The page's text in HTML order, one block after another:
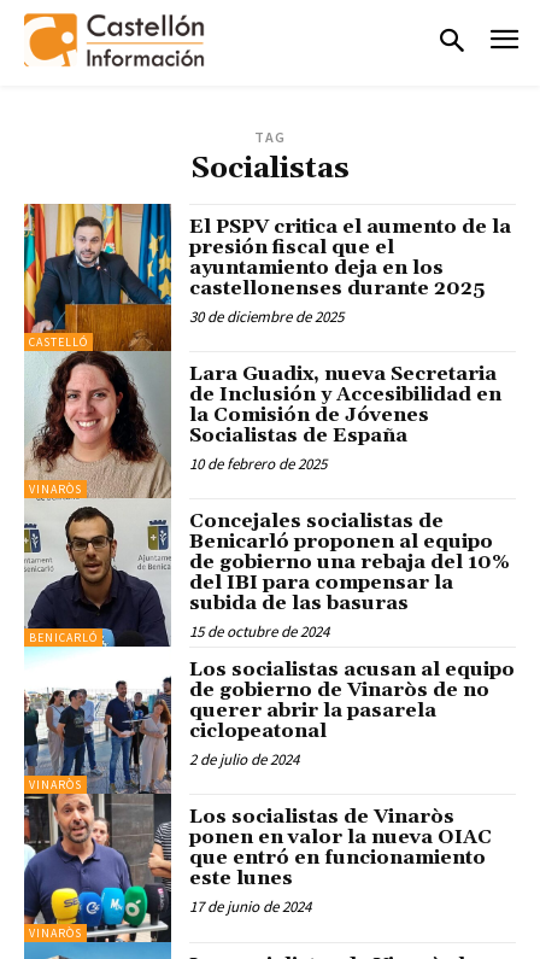
TAG
Socialistas
CASTELLÓ
El PSPV critica el aumento de la
presión fiscal que el
ayuntamiento deja en los
castellonenses durante 2025
30 de diciembre de 2025
VINARÒS
Lara Guadix, nueva Secretaria
de Inclusión y Accesibilidad en
la Comisión de Jóvenes
Socialistas de España
10 de febrero de 2025
BENICARLÓ
Concejales socialistas de
Benicarló proponen al equipo
de gobierno una rebaja del 10%
del IBI para compensar la
subida de las basuras
15 de octubre de 2024
VINARÒS
Los socialistas acusan al equipo
de gobierno de Vinaròs de no
querer abrir la pasarela
ciclopeatonal
2 de julio de 2024
VINARÒS
Los socialistas de Vinaròs
ponen en valor la nueva OIAC
que entró en funcionamiento
este lunes
17 de junio de 2024